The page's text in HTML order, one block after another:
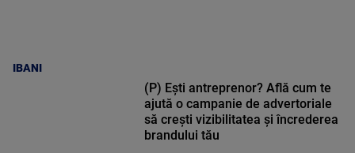
IBANI
(P) Ești antreprenor? Află cum te
ajută o campanie de advertoriale
să crești vizibilitatea și încrederea
brandului tău